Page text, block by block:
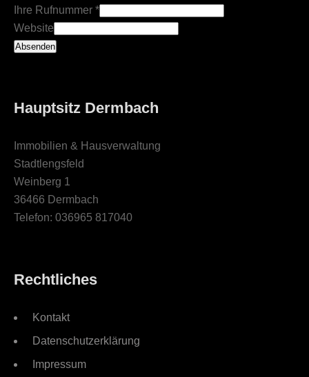
Ihre Rufnummer *
Website
Absenden
Hauptsitz Dermbach
Immobilien & Hausverwaltung
Stadtlengsfeld
Weinberg 1
36466 Dermbach
Telefon: 036965 817040
Rechtliches
Kontakt
Datenschutzerklärung
Impressum